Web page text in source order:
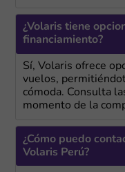
¿Volaris tiene
financiamiento?
Sí, Volaris ofrece
vuelos,
cómoda. Consulta
momento de la
¿Cómo puedo
Volaris Perú?